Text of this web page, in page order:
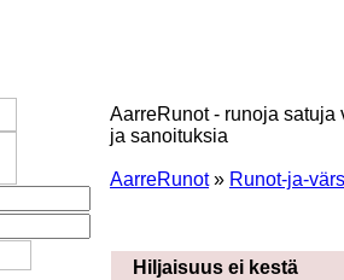
AarreRunot - runoja
ja sanoituksia
AarreRunot» Runot-ja-
Hiljaisuus ei kestä